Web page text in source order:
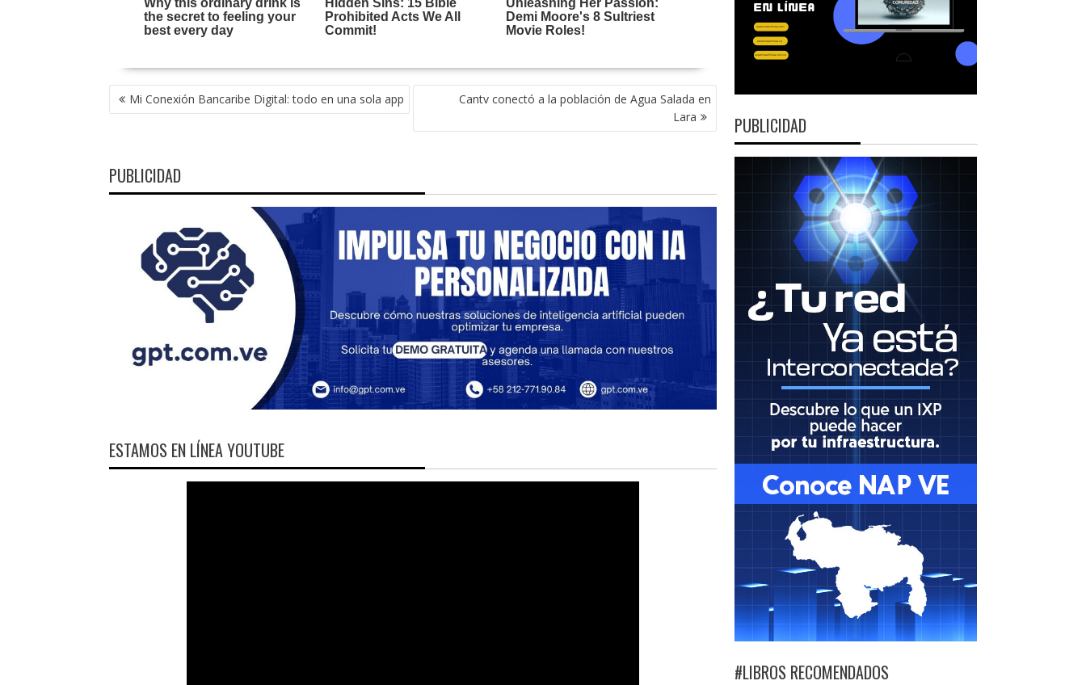
NAVEGACIÓN
DE Mi Conexión Bancaribe Digital: todo en una sola app
Cantv conectó a la población de Agua Salada en
Lara
PUBLICIDAD
ESTAMOS EN LÍNEA YOUTUBE
PUBLICIDAD
#LIBROS RECOMENDADOS